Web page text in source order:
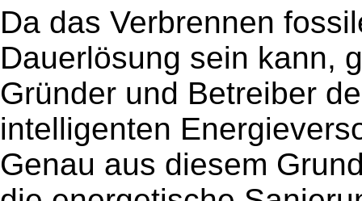
Da das Verbrennen
Dauerlösung sein kann,
Gründer und Betreiber
intelligenten
Genau aus diesem